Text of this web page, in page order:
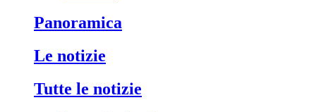
panoramica
le notizie
tutte le notizie